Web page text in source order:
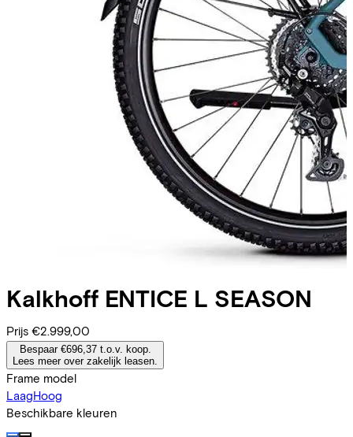
Kalkhoff ENTICE L SEASON
Prijs €2.999,00
Bespaar €696,37 t.o.v. koop.
Lees meer over zakelijk leasen.
Frame model
LaagHoog
Beschikbare kleuren